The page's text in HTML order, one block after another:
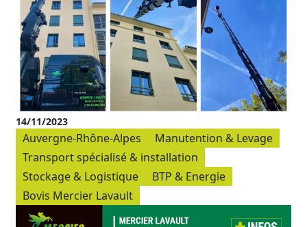
14/11/2023
Auvergne-Rhône-Alpes
Manutention & Levage
Transport spécialisé & installation
Stockage & Logistique
BTP & Energie
Bovis Mercier Lavault